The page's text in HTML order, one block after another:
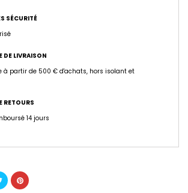
SÉCURITÉ
DE LIVRAISON
à partir de 500 € d'achats, hors isolant et
RETOURS
14 jours